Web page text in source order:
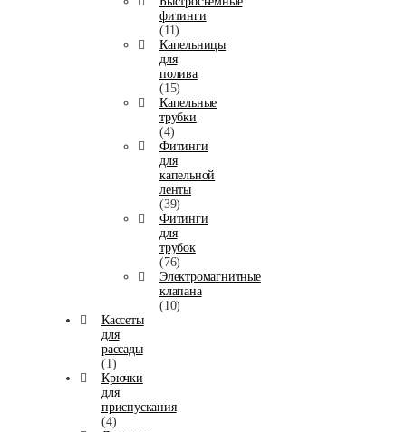
фитинги
(11)
Капельницы
для
полива
(15)
Капельные
трубки
(4)
Фитинги
для
капельной
ленты
(39)
Фитинги
для
трубок
(76)
Электромагнитные
клапана
(10)
Кассеты
для
рассады
(1)
Крючки
для
приспускания
(4)